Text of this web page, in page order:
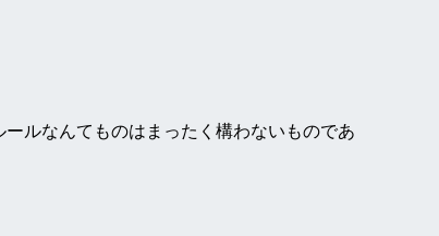
ルなんてものはまったく構わないものであ